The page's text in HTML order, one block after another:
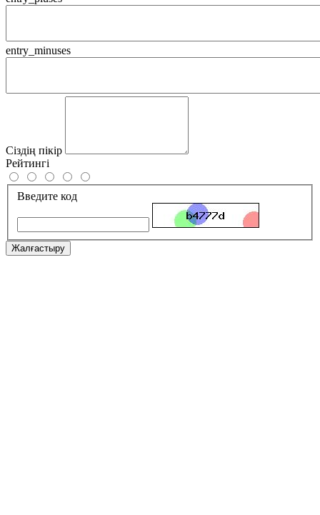
entry_minuses
Сіздің пікір
Рейтингі
Введите код
Жалғастыру